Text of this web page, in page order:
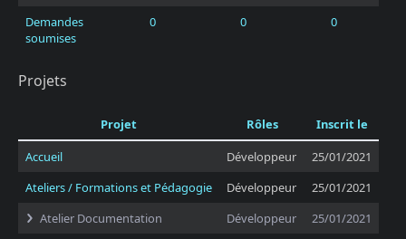
Demandes
soumises
0 0 0
Projets
Projet Rôles
Inscrit le
Accueil
Développeur
25/01/2021
Ateliers / Formations et Pédagogie
Développeur
25/01/2021
Atelier Documentation
Développeur
25/01/2021